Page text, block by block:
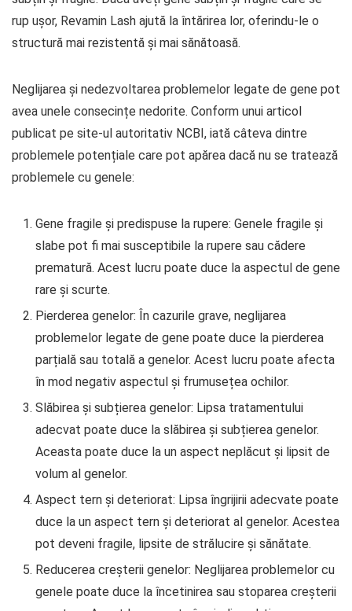
rup ușor, Revamin Lash ajută la întărirea lor, oferindu-le o
structură mai rezistentă și mai sănătoasă.
Neglijarea și nedezvoltarea problemelor legate de gene pot
avea unele consecințe nedorite. Conform unui articol
publicat pe site-ul autoritativ NCBI, iată câteva dintre
problemele potențiale care pot apărea dacă nu se tratează
problemele cu genele:
Gene fragile și predispuse la rupere: Genele fragile și
slabe pot fi mai susceptibile la rupere sau cădere
prematură. Acest lucru poate duce la aspectul de gene
rare și scurte.
Pierderea genelor: În cazurile grave, neglijarea
problemelor legate de gene poate duce la pierderea
parțială sau totală a genelor. Acest lucru poate afecta
în mod negativ aspectul și frumusețea ochilor.
Slăbirea și subțierea genelor: Lipsa tratamentului
adecvat poate duce la slăbirea și subțierea genelor.
Aceasta poate duce la un aspect neplăcut și lipsit de
volum al genelor.
Aspect tern și deteriorat: Lipsa îngrijirii adecvate poate
duce la un aspect tern și deteriorat al genelor. Acestea
pot deveni fragile, lipsite de strălucire și sănătate.
Reducerea creșterii genelor: Neglijarea problemelor cu
genele poate duce la încetinirea sau stoparea creșterii